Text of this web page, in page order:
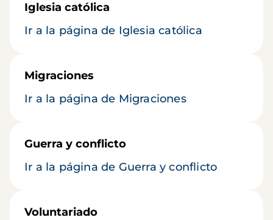
Iglesia católica
Ir a la página de Iglesia católica
Migraciones
Ir a la página de Migraciones
Guerra y conflicto
Ir a la página de Guerra y conflicto
Voluntariado